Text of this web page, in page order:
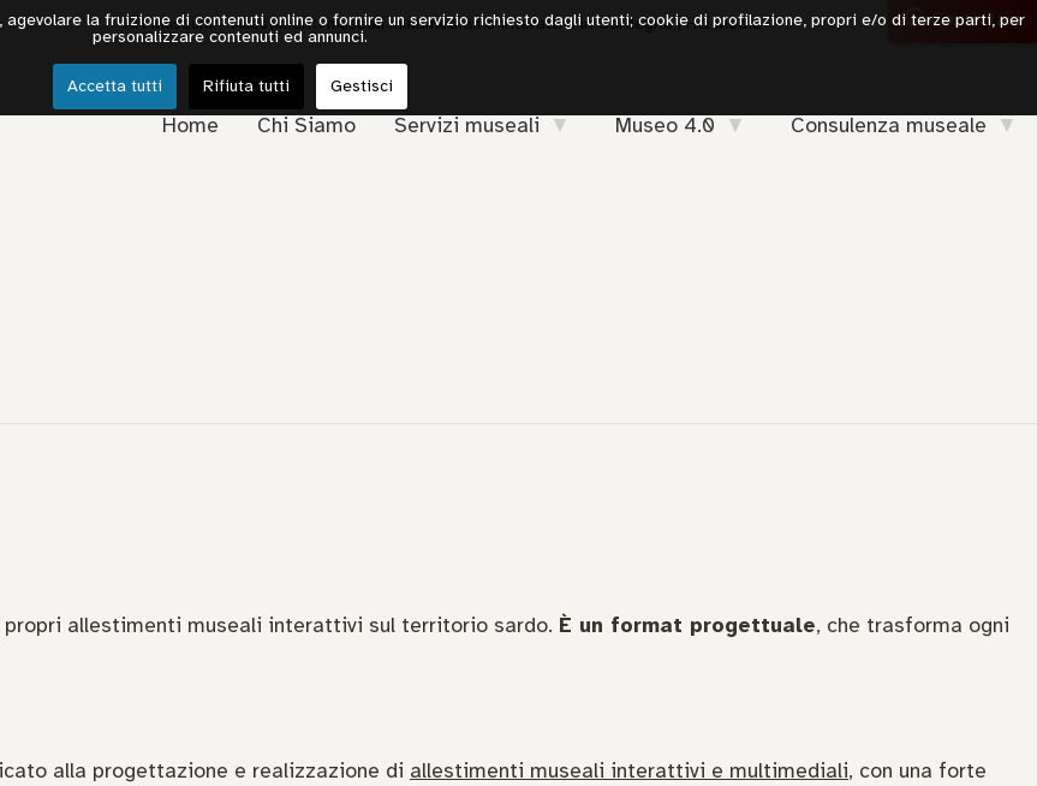
Art Museum – Allestimenti museali multimediali e interattivi in Sardegna | HQ Media Contattaci
Home Chi Siamo Servizi museali Museo 4.0 Consulenza museale
allestimenti museali interattivi sul territorio sardo. È un format progettuale, che trasforma ogni
alla progettazione e realizzazione di allestimenti museali interattivi e multimediali, con una forte
la fruizione di contenuti online o fornire un servizio richiesto dagli utenti; cookie di profilazione, propri e/o di terze parti, per
personalizzare contenuti ed annunci.
Accetta tutti Rifiuta tutti Gestisci